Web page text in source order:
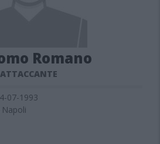
Romano
ATTACCANTE
07-1993
Napoli